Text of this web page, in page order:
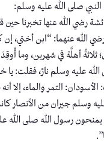
النبي صلى الله عليه وسلم:
رضي الله عنها تخبرنا حين
اللَّه عنهما: “ابن أختي، إن
ثلاثةُ أهلَّة في شهرين، وما
عليه وسلم نارٌ، فقلت: يا
التمر والماء، إلا
وسلم جيران من الأنصار
يمنحون رسول الله صلى الله